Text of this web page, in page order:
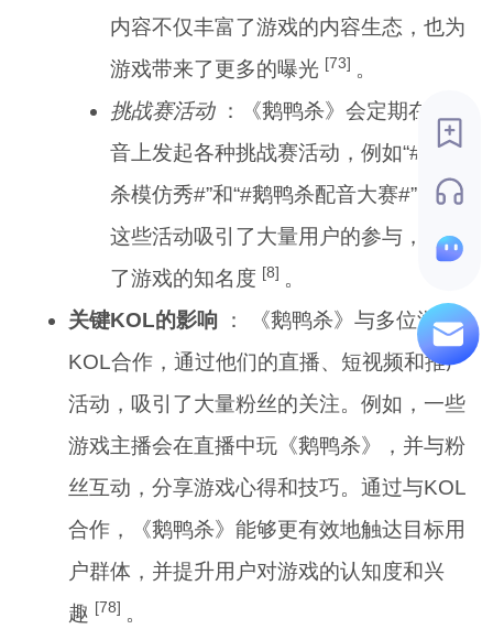
内容不仅丰富了游戏的内容生态，也为
游戏带来了更多的曝光 [73] 。
挑战赛活动 ：《鹅鸭杀》会定期在抖
音上发起各种挑战赛活动，例如“#鹅鸭
杀模仿秀#”和“#鹅鸭杀配音大赛#”等。
这些活动吸引了大量用户的参与，提升
了游戏的知名度 [8] 。
关键KOL的影响
： 《鹅鸭杀》与多位游戏
KOL合作，通过他们的直播、短视频和推广
活动，吸引了大量粉丝的关注。例如，一些
游戏主播会在直播中玩《鹅鸭杀》，并与粉
丝互动，分享游戏心得和技巧。通过与KOL
合作，《鹅鸭杀》能够更有效地触达目标用
户群体，并提升用户对游戏的认知度和兴
趣 [78] 。